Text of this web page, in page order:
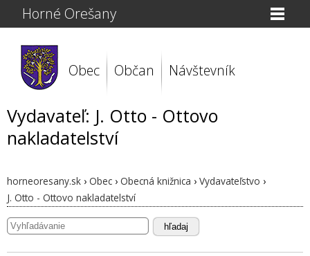
Horné Orešany
Obec Občan Návštevník
Vydavateľ: J. Otto - Ottovo
nakladatelství
horneoresany.sk › Obec › Obecná knižnica › Vydavateľstvo ›
J. Otto - Ottovo nakladatelství
hľadaj